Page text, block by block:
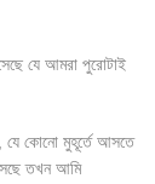
যে আমরা পুরোটাই
যে কোনো মুহূর্তে আসতে
তখন আমি